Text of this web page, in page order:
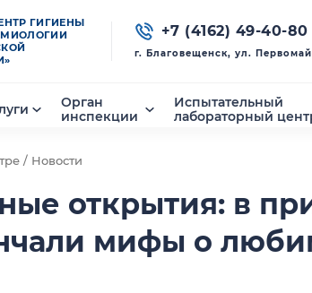
ГИГИЕНЫ
+7 (4162) 49-40-80
г. Благовещенск, ул.
Орган
инспекции
Испытательный
лабораторный
/ Новости
открытия: в
мифы о